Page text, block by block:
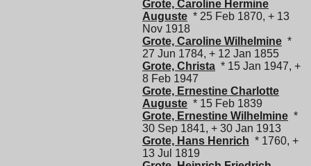
Grote, Caroline Hermine
Auguste * 25 Feb 1870, + 13
Nov 1918
Grote, Caroline Wilhelmine *
27 Jun 1784, + 12 Jan 1855
Grote, Christa * 15 Jan 1947, +
8 Feb 1947
Grote, Ernestine Charlotte
Auguste * 15 Feb 1839
Grote, Ernestine Wilhelmine *
30 Sep 1841, + 30 Jan 1913
Grote, Hans Henrich * 1760, +
13 Jul 1819